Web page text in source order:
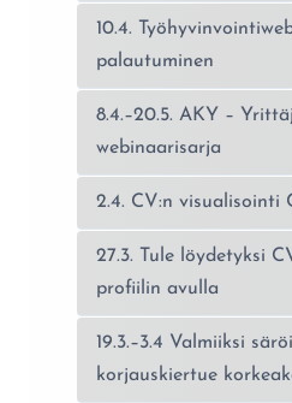
10.4.
palautuminen
8.4.–20.5. AKY –
webinaarisarja
2.4. CV:n visualisointi
27.3. Tule löydetyksi
profiilin avulla
19.3.–3.4 Valmiiksi
korjauskiertue